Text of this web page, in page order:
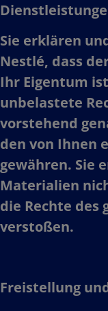
Sie erklären
Nestlé, dass
Ihr Eigentum
unbelastete
vorstehend
den von Ihnen
gewähren. Sie
Materialien
die Rechte des
verstoßen.​
Freistellung